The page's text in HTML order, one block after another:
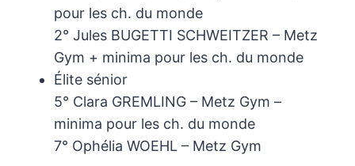
pour les ch. du monde
2° Jules BUGETTI SCHWEITZER – Metz
Gym + minima pour les ch. du monde
Élite sénior
5° Clara GREMLING – Metz Gym –
minima pour les ch. du monde
7° Ophélia WOEHL – Metz Gym